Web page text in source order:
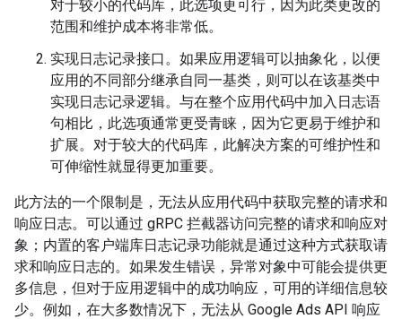
对于较小的代码库，此选项更可行，因为此类更改的
范围和维护成本将非常低。
实现日志记录接口。如果应用逻辑可以抽象化，以便
应用的不同部分继承自同一基类，则可以在该基类中
实现日志记录逻辑。与在整个应用代码中加入日志语
句相比，此选项通常更受青睐，因为它更易于维护和
扩展。对于较大的代码库，此解决方案的可维护性和
可伸缩性就显得更加重要。
此方法的一个限制是，无法从应用代码中获取完整的请求和
响应日志。可以通过 gRPC 拦截器访问完整的请求和响应对
象；内置的客户端库日志记录功能就是通过这种方式获取请
求和响应日志的。如果发生错误，异常对象中可能会提供更
多信息，但对于应用逻辑中的成功响应，可用的详细信息较
少。例如，在大多数情况下，无法从 Google Ads API 响应